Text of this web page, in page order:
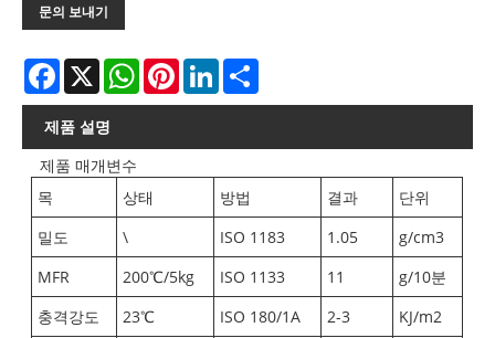
문의 보내기
Facebook
X WhatsAppPinterestLinkedIn
제품 설명
제품 매개변수
목
상태 방법 결과
단위
밀도
\ ISO 1183 1.05
g/cm3
MFR
200℃/5kg ISO 1133 11
g/10분
충격강도
23℃ ISO 180/1A 2-3 KJ/m2